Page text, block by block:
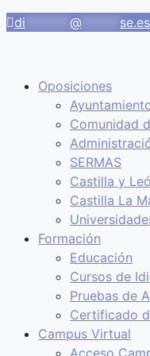
Saltar
di @ se.es
Oposiciones
Comunidad
SERMAS
Castilla y
Castilla La
Formación
Educación
Cursos de
Pruebas de
Certificado
Campus Virtual
Acceso